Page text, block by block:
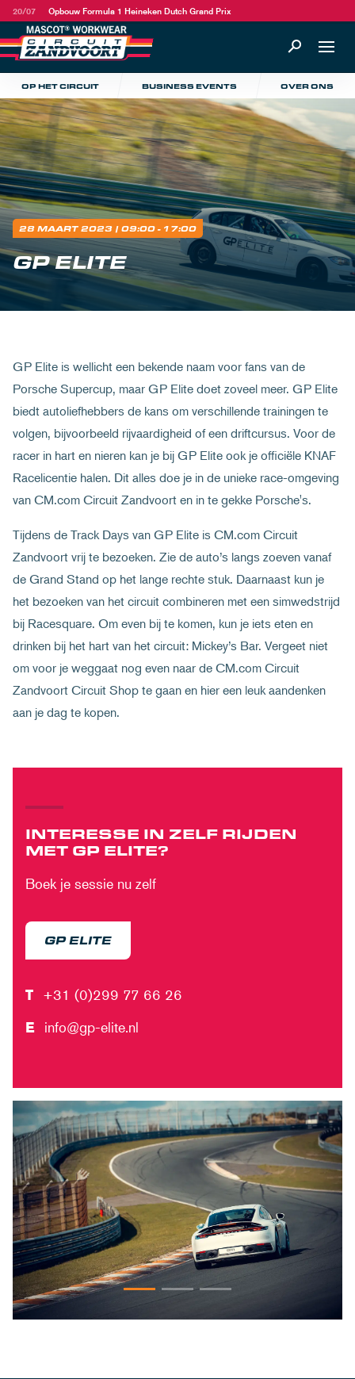
20/07 Opbouw Formula 1 Heineken Dutch Grand Prix
OP HET CIRCUIT BUSINESS EVENTS OVER ONS
28 MAART 2023 | 09:00 - 17:00
GP ELITE
GP Elite is wellicht een bekende naam voor fans van de
Porsche Supercup, maar GP Elite doet zoveel meer. GP Elite
biedt autoliefhebbers de kans om verschillende trainingen te
volgen, bijvoorbeeld rijvaardigheid of een driftcursus. Voor de
racer in hart en nieren kan je bij GP Elite ook je officiële KNAF
Racelicentie halen. Dit alles doe je in de unieke race-omgeving
van CM.com Circuit Zandvoort en in te gekke Porsche's.
Tijdens de Track Days van GP Elite is CM.com Circuit
Zandvoort vrij te bezoeken. Zie de auto’s langs zoeven vanaf
de Grand Stand op het lange rechte stuk. Daarnaast kun je
het bezoeken van het circuit combineren met een simwedstrijd
bij Racesquare. Om even bij te komen, kun je iets eten en
drinken bij het hart van het circuit: Mickey’s Bar. Vergeet niet
om voor je weggaat nog even naar de CM.com Circuit
Zandvoort Circuit Shop te gaan en hier een leuk aandenken
aan je dag te kopen.
INTERESSE IN ZELF RIJDEN
MET GP ELITE?
Boek je sessie nu zelf
GP ELITE
T +31 (0)299 77 66 26
E info@gp-elite.nl